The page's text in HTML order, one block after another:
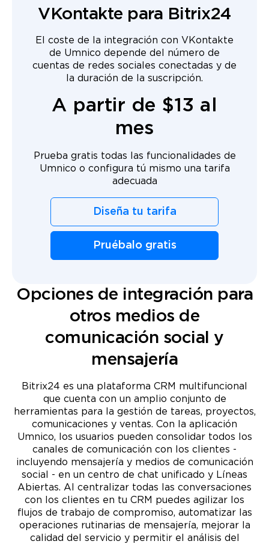
VKontakte para Bitrix24
El coste de la integración con VKontakte
de Umnico depende del número de
cuentas de redes sociales conectadas y de
la duración de la suscripción.
A partir de $13 al
mes
Prueba gratis todas las funcionalidades de
Umnico o configura tú mismo una tarifa
adecuada
Diseña tu tarifa
Pruébalo gratis
Opciones de integración para
otros medios de
comunicación social y
mensajería
Bitrix24 es una plataforma CRM multifuncional
que cuenta con un amplio conjunto de
herramientas para la gestión de tareas, proyectos,
comunicaciones y ventas. Con la aplicación
Umnico, los usuarios pueden consolidar todos los
canales de comunicación con los clientes -
incluyendo mensajería y medios de comunicación
social - en un centro de chat unificado y Líneas
Abiertas. Al centralizar todas las conversaciones
con los clientes en tu CRM puedes agilizar los
flujos de trabajo de compromiso, automatizar las
operaciones rutinarias de mensajería, mejorar la
calidad del servicio y permitir el análisis del